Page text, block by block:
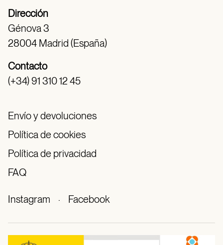
Dirección
Génova 3
28004 Madrid (España)
Contacto
(+34) 91 310 12 45
Envío y devoluciones
Política de cookies
Política de privacidad
FAQ
Instagram · Facebook